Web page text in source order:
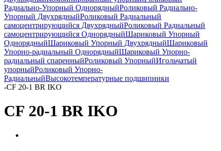
Радиально-Упорный ОднорядныйРоликовый Радиально-
Упорный ДвухрядныйРоликовый Радиальный
самоцентрирующийся ДвухрядныйРоликовый Радиальный
самоцентрирующийся ОднорядныйШариковый Упорный
ОднорядныйШариковый Упорный ДвухрядныйШариковый
Упорно-радиальный ОднорядныйШариковый Упорно-
радиальный спаренныйРоликовый УпорныйИгольчатый
упорныйРоликовый Упорно-
РадиальныйВысокотемпературные подшипники
-CF 20-1 BR IKO
CF 20-1 BR IKO